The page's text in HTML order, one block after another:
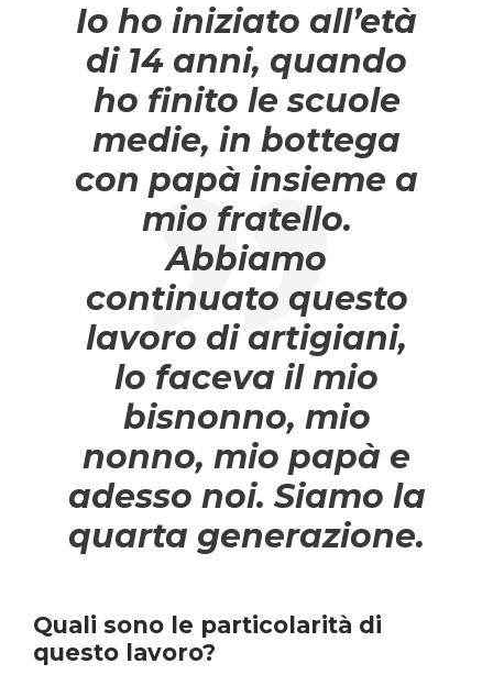
Io ho iniziato all’età
di 14 anni, quando
ho finito le scuole
medie, in bottega
con papà insieme a
mio fratello.
Abbiamo
continuato questo
lavoro di artigiani,
lo faceva il mio
bisnonno, mio
nonno, mio papà e
adesso noi. Siamo la
quarta generazione.
Quali sono le particolarità di
questo lavoro?